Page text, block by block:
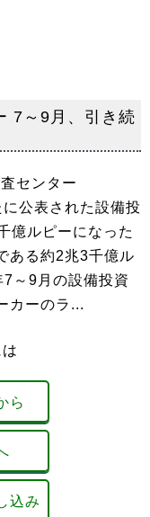
7～9月、引き続
センター
公表された設備投
億ルピーになった
ある約2兆3千億ル
～9月の設備投資
カーのラ...
ら
込み